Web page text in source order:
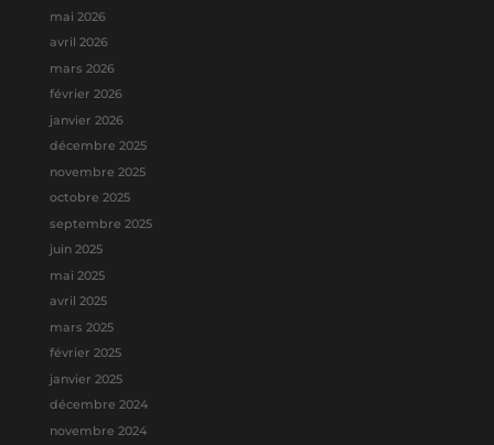
mai 2026
avril 2026
mars 2026
février 2026
janvier 2026
décembre 2025
novembre 2025
octobre 2025
septembre 2025
juin 2025
mai 2025
avril 2025
mars 2025
février 2025
janvier 2025
décembre 2024
novembre 2024